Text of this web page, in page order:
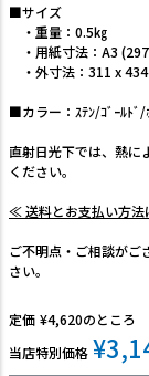
■サイズ
・重量：0.5㎏
・用紙寸法：A3
・外寸法：311 x
■カラー：ｽﾃﾝ/ｺﾞｰﾙﾄﾞ/
直射日光下では、熱に
ください。
≪ 送料とお支払い方
ご不明点・ご相談がご
さい。
定価 ¥4,620のところ
当店特別価格 ¥